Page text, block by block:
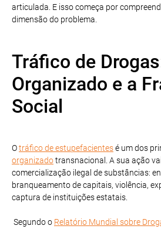
articulada. E isso começa por
dimensão do problema.
Tráfico de
Organizado e a
Social
Otráfico de estupefacientesé um dos
organizadotransnacional. A sua ação
comercialização ilegal de substâncias:
branqueamento de capitais, violência,
captura de instituições estatais.
Segundo o Relatório Mundial sobre